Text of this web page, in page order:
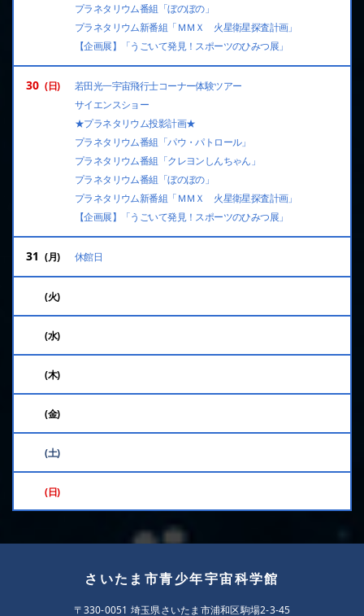
プラネタリウム番組「ぼのぼの」
プラネタリウム新番組「ＭＭＸ 火星衛星探査計画」
【企画展】「うごいて発見！スポーツのひみつ展」
30
若田光一宇宙飛行士コーナー体験ツアー
サイエンスショー
★プラネタリウム投影計画★
プラネタリウム番組「パウ・パトロール」
プラネタリウム番組「クレヨンしんちゃん」
プラネタリウム番組「ぼのぼの」
プラネタリウム新番組「ＭＭＸ 火星衛星探査計画」
【企画展】「うごいて発見！スポーツのひみつ展」
31 休館日
さいたま市青少年宇宙科学館
〒330-0051 埼玉県さいたま市浦和区駒場2-3-45